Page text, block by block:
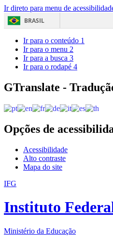
Ir direto para menu de
BRASIL
Ir para o conteúdo 1
Ir para o menu 2
Ir para a busca 3
Ir para o rodapé 4
GTranslate -
Opções de
Acessibilidade
Alto contraste
Mapa do site
IFG
Instituto
Ministério da Educação